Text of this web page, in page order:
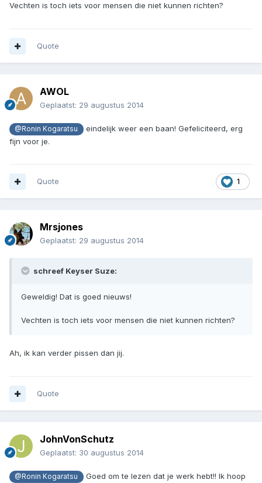
Vechten is toch iets voor mensen die niet kunnen richten?
Quote
AWOL
Geplaatst: 29 augustus 2014
@Ronin Kogaratsu
eindelijk weer een baan! Gefeliciteerd, erg
fijn voor je.
1
Quote
Mrsjones
Geplaatst: 29 augustus 2014
schreef Keyser Suze:
Geweldig! Dat is goed nieuws!
Vechten is toch iets voor mensen die niet kunnen richten?
Ah, ik kan verder pissen dan jij.
Quote
JohnVonSchutz
Geplaatst: 30 augustus 2014
@Ronin Kogaratsu
Goed om te lezen dat je werk hebt!! Ik hoop